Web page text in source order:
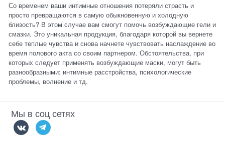
Со временем ваши интимные отношения потеряли страсть и
просто превращаются в самую обыкновенную и холодную
близость? В этом случае вам смогут помочь возбуждающие гели и
смазки. Это уникальная продукция, благодаря которой вы вернете
себе теплые чувства и снова начнете чувствовать наслаждение во
время полового акта со своим партнером. Обстоятельства, при
которых следует применять возбуждающие маски, могут быть
разнообразными: интимные расстройства, психологические
проблемы, волнение и тд.
Мы в соц сетях